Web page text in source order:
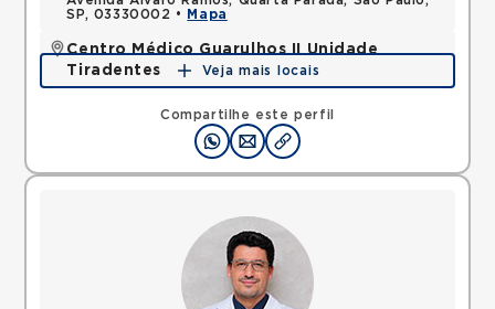
Compartilhe este perfil
SP, 03330002 •
Mapa
Centro Médico Guarulhos II Unidade
Tiradentes
Avenida Tiradentes, Jardim Guarulhos, Guarulhos,
SP, 07090000 •
Mapa
Veja mais locais